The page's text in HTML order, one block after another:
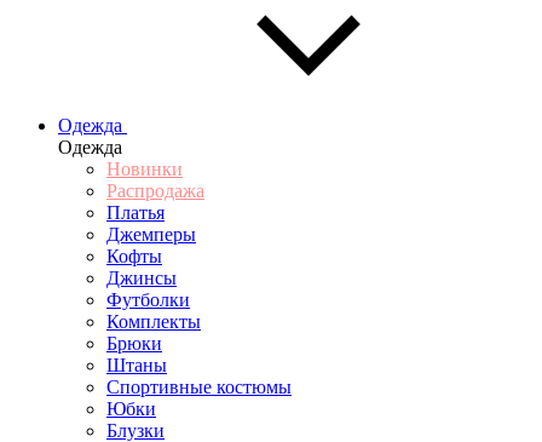
Одежда
Одежда
Новинки
Распродажа
Платья
Джемперы
Кофты
Джинсы
Футболки
Комплекты
Брюки
Штаны
Спортивные костюмы
Юбки
Блузки